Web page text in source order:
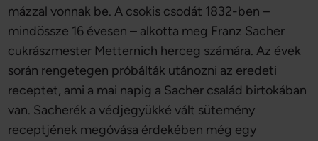
mázzal vonnak be. A csokis csodát 1832-ben –
mindössze 16 évesen – alkotta meg Franz Sacher
cukrászmester Metternich herceg számára. Az évek
során rengetegen próbálták utánozni az eredeti
receptet, ami a mai napig a Sacher család birtokában
van. Sacherék a védjegyükké vált sütemény
receptjének megóvása érdekében még egy